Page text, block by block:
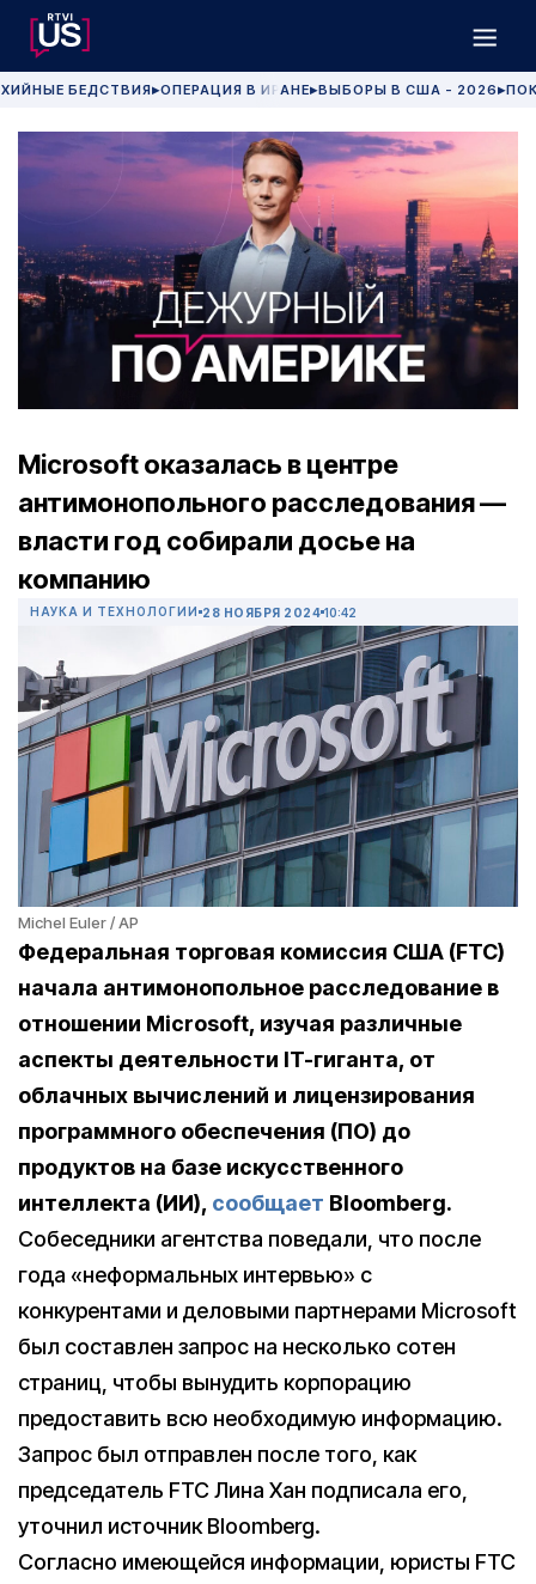
БЕДСТВИЯ▶ОПЕРАЦИЯ В ИРАНЕ▶ВЫБОРЫ В США - 2026 ▶
Microsoft оказалась в центре
антимонопольного расследования —
власти год собирали досье на
компанию
НАУКА И ТЕХНОЛОГИИ 28 НОЯБРЯ 2024 10:42
Michel Euler / AP
Федеральная торговая комиссия США (FTC)
начала антимонопольное расследование в
отношении Microsoft, изучая различные
аспекты деятельности IT-гиганта, от
облачных вычислений и лицензирования
программного обеспечения (ПО) до
продуктов на базе искусственного
интеллекта (ИИ), сообщает Bloomberg.
Собеседники агентства поведали, что после
года «неформальных интервью» с
конкурентами и деловыми партнерами Microsoft
был составлен запрос на несколько сотен
страниц, чтобы вынудить корпорацию
предоставить всю необходимую информацию.
Запрос был отправлен после того, как
председатель FTC Лина Хан подписала его,
уточнил источник Bloomberg.
Согласно имеющейся информации, юристы FTC